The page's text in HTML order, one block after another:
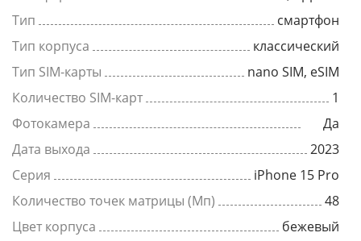
Тип
смартфон
Тип корпуса
классический
Тип SIM-карты
nano SIM, eSIM
Количество SIM-карт
1
Фотокамера
Да
Дата выхода
2023
Серия
iPhone 15 Pro
Количество точек матрицы (Мп)
48
Цвет корпуса
бежевый